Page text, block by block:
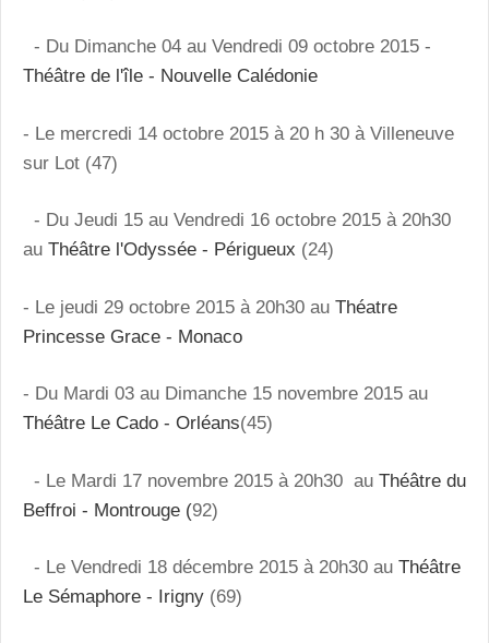
- Du Dimanche 04 au Vendredi 09 octobre 2015 -
Théâtre de l'île - Nouvelle Calédonie
- Le mercredi 14 octobre 2015 à 20 h 30 à Villeneuve
sur Lot (47)
- Du Jeudi 15 au Vendredi 16 octobre 2015 à 20h30
au Théâtre l'Odyssée - Périgueux (24)
- Le jeudi 29 octobre 2015 à 20h30 au Théatre
Princesse Grace - Monaco
- Du Mardi 03 au Dimanche 15 novembre 2015 au
Théâtre Le Cado - Orléans(45)
- Le Mardi 17 novembre 2015 à 20h30 au Théâtre du
Beffroi - Montrouge (92)
- Le Vendredi 18 décembre 2015 à 20h30 au Théâtre
Le Sémaphore - Irigny (69)